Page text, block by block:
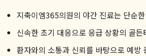
지축이엠365의원의 야간 진료는 단순
신속한 초기 대응으로 응급 상황의 골
환자와의 소통과 신뢰를 바탕으로 예